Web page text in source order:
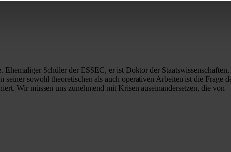
Schüler der ESSEC, er ist Doktor der
seiner sowohl theoretischen als auch operativen Arbeiten ist die Frage
Wir müssen uns zunehmend mit Krisen auseinandersetzen, die von